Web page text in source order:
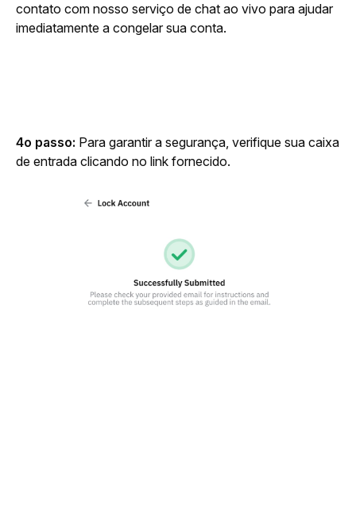
contato com nosso serviço de chat ao vivo para ajudar
imediatamente a congelar sua conta.
4o passo: Para garantir a segurança, verifique sua caixa
de entrada clicando no link fornecido.